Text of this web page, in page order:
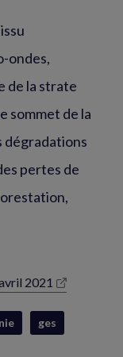
ondes,
de la strate
sommet de la
dégradations
pertes de
2021
ges